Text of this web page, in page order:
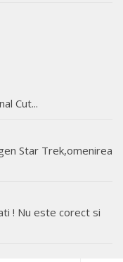
Cut...
Star Trek,omenirea
! Nu este corect si